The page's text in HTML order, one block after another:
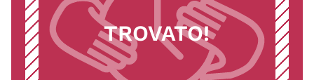
TROVATO!